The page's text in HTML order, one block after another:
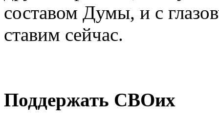
составом Думы, и с
ставим сейчас.
Поддержать СВОих